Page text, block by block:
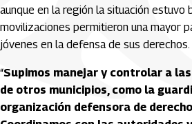
aunque en la región la situación estuvo
movilizaciones permitieron una mayor
jóvenes en la defensa de sus derechos.
“Supimos manejar y controlar a
de otros municipios, como la
organización defensora de